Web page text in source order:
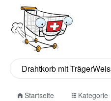
Startseite Kategorie